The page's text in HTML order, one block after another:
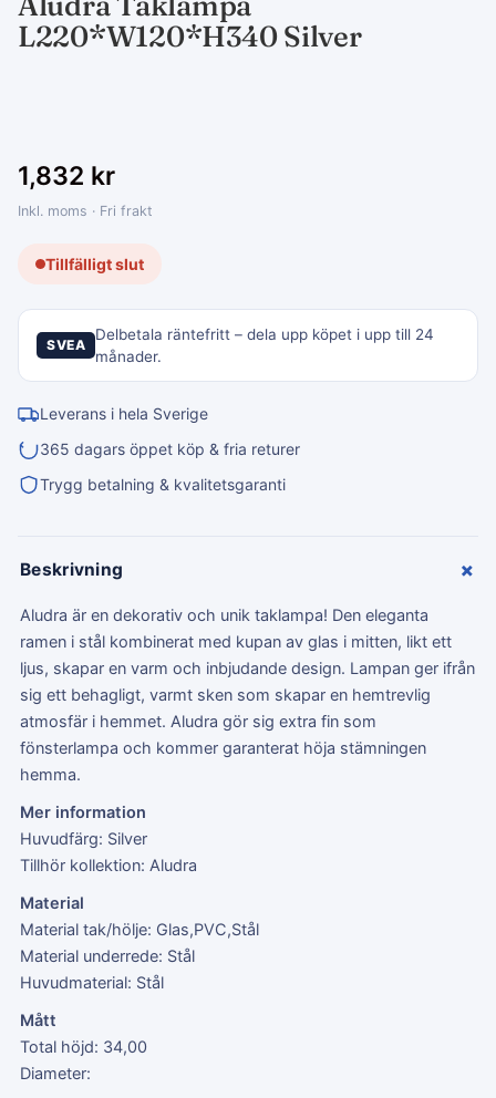
L220*W120*H340 Silver
1,832 kr
Inkl. moms · Fri frakt
Tillfälligt slut
SVEA
Delbetala räntefritt – dela upp köpet i upp till 24
månader.
Leverans i hela Sverige
365 dagars öppet köp & fria returer
Trygg betalning & kvalitetsgaranti
Beskrivning +
Aludra är en dekorativ och unik taklampa! Den eleganta
ramen i stål kombinerat med kupan av glas i mitten, likt ett
ljus, skapar en varm och inbjudande design. Lampan ger ifrån
sig ett behagligt, varmt sken som skapar en hemtrevlig
atmosfär i hemmet. Aludra gör sig extra fin som
fönsterlampa och kommer garanterat höja stämningen
hemma.
Mer information
Huvudfärg: Silver
Tillhör kollektion: Aludra
Material
Material tak/hölje: Glas,PVC,Stål
Material underrede: Stål
Huvudmaterial: Stål
Mått
Total höjd: 34,00
Diameter: